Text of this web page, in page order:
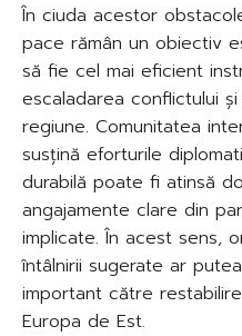
În ciuda acestor
pace rămân un obiectiv
să fie cel mai eficient
escaladarea conflictului
regiune. Comunitatea
susțină eforturile
durabilă poate fi atinsă
angajamente clare din
implicate. În acest sens,
întâlnirii sugerate ar
important către
Europa de Est.